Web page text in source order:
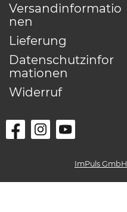
Versandinformatio
nen
Lieferung
Datenschutzinfor
mationen
Widerruf
ImPuls GmbH